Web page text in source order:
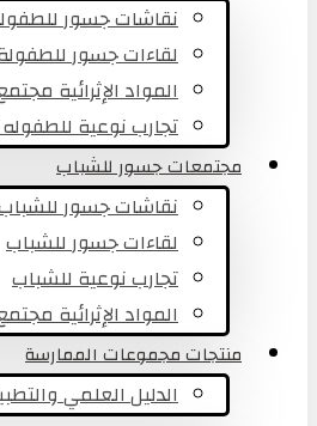
نقاشات جسور
لقاءات جسور
المواد الإثرائية
تجارب نوعية
مجتمعات جسور للشباب
نقاشات جسور
لقاءات جسور للشباب
تجارب نوعية للشباب​
المواد الإثرائية
منتجات مجموعات الممارسة
الدليل العلمي